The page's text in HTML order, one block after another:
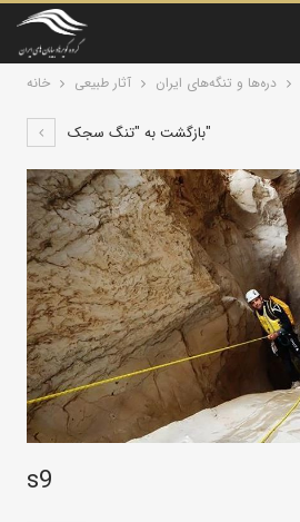
خانه آثار طبیعی دره‌ها و تنگه‌های ایران
بازگشت به "تنگ سجک"
s9